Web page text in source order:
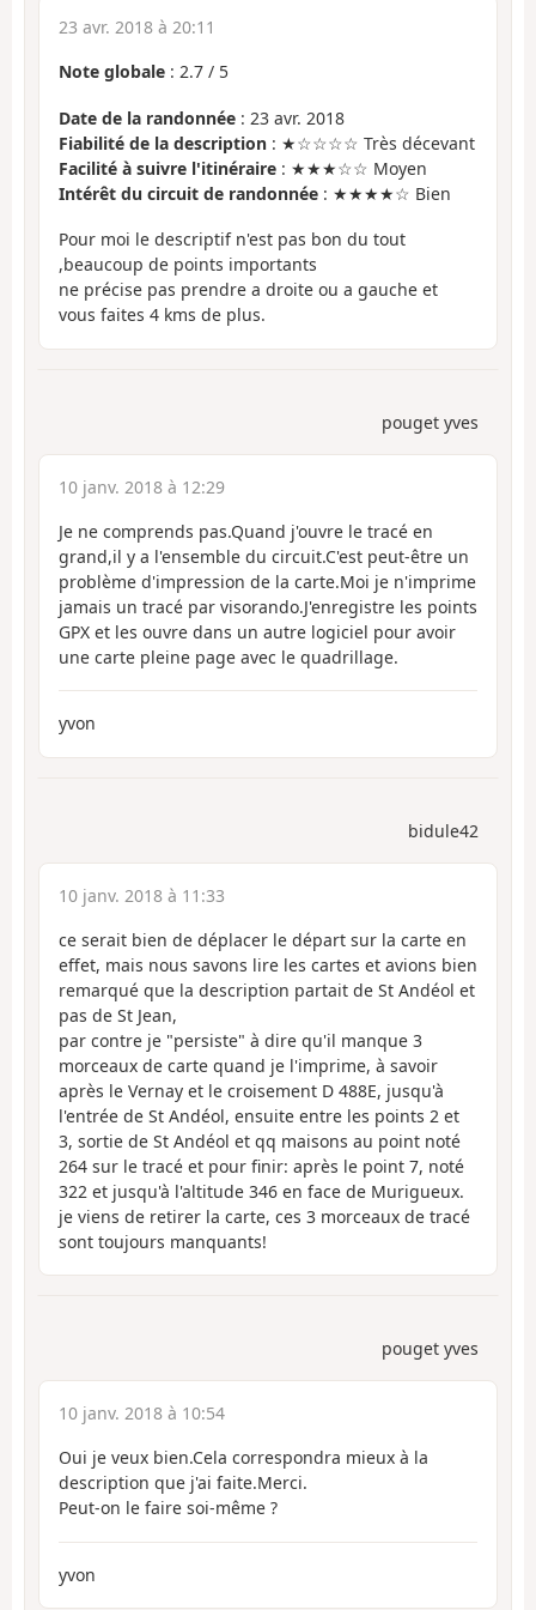
23 avr. 2018 à 20:11
Note globale : 2.7 / 5
Date de la randonnée : 23 avr. 2018
Fiabilité de la description : ★☆☆☆☆ Très décevant
Facilité à suivre l'itinéraire : ★★★☆☆ Moyen
Intérêt du circuit de randonnée : ★★★★☆ Bien
Pour moi le descriptif n'est pas bon du tout
,beaucoup de points importants
ne précise pas prendre a droite ou a gauche et
vous faites 4 kms de plus.
pouget yves
10 janv. 2018 à 12:29
Je ne comprends pas.Quand j'ouvre le tracé en
grand,il y a l'ensemble du circuit.C'est peut-être un
problème d'impression de la carte.Moi je n'imprime
jamais un tracé par visorando.J'enregistre les points
GPX et les ouvre dans un autre logiciel pour avoir
une carte pleine page avec le quadrillage.
yvon
bidule42
10 janv. 2018 à 11:33
ce serait bien de déplacer le départ sur la carte en
effet, mais nous savons lire les cartes et avions bien
remarqué que la description partait de St Andéol et
pas de St Jean,
par contre je "persiste" à dire qu'il manque 3
morceaux de carte quand je l'imprime, à savoir
après le Vernay et le croisement D 488E, jusqu'à
l'entrée de St Andéol, ensuite entre les points 2 et
3, sortie de St Andéol et qq maisons au point noté
264 sur le tracé et pour finir: après le point 7, noté
322 et jusqu'à l'altitude 346 en face de Murigueux.
je viens de retirer la carte, ces 3 morceaux de tracé
sont toujours manquants!
pouget yves
10 janv. 2018 à 10:54
Oui je veux bien.Cela correspondra mieux à la
description que j'ai faite.Merci.
Peut-on le faire soi-même ?
yvon